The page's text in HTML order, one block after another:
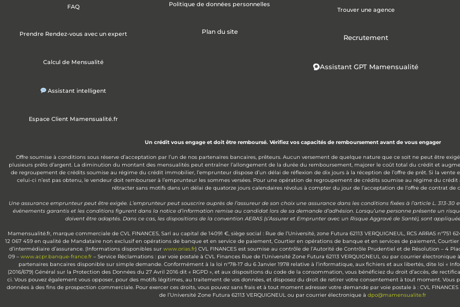
FAQ
Prendre Rendez-vous avec un expert
Calcul de Mensualité
Assistant intelligent
Espace Client Mamensualité.fr
Politique de données personnelles
Plan du site
Trouver une agence
Recrutement
Assistant GPT Mamensualité
Un crédit vous engage et doit être remboursé. Vérifiez vos capacités de remboursement avant de vous engager
Offre soumise à conditions sous réserve d’acceptation par l’un de nos partenaires bancaires, prêteurs. Aucun versement de quelque nature que ce soit ne peut être
plusieurs prêts d’argent. La diminution du montant des mensualités peut entraîner l’allongement de la durée du remboursement, majorer le coût total du crédit et
de regroupement de crédits soumise au régime du crédit immobilier, l’emprunteur dispose d’un délai de réflexion de dix jours à la réception de l’offre de prêt. Si la vente
celui-ci n’est pas obtenu, le vendeur doit rembourser à l’emprunteur les sommes versées. Pour une opération de regroupement de crédits soumise au régime du
rétracter sans motifs dans un délai de quatorze jours calendaires révolus à compter du jour de l’acceptation de l’offre de contrat de
Une assurance emprunteur peut être exigée. L’emprunteur peut souscrire auprès de l’assureur de son choix une assurance dans les conditions fixées à l’article L. 313-
événements garantis et les conditions figurent dans la notice d’information remise au candidat lors de sa demande d’adhésion. Lorsqu’une personne présente un
doivent être adaptés. Dans ce cas, les dispositions de la convention AERAS (s’Assurer et Emprunter avec un Risque Aggravé de Santé), sont
Mamensualité.fr, marque commerciale de CVL FINANCES, Sarl au capital de 14091 €, siège social : Rue de l’Université, zone Futura 62113 VERQUIGNEUL, RCS ARRAS n°751
12 067 459 en qualité de Mandataire non exclusif en opérations de banque et en service de paiement, Courtier en opérations de banque et en services de paiement,
d’intermédiaire d’assurance. (Informations disponibles sur www.orias.fr) CVL FINANCES est soumise au contrôle de l’Autorité de Contrôle Prudentiel et de Résolution – 4
09 – www.acpr.banque-france.fr – Service Réclamations : par voie postale à CVL Finances Rue de l’Université Zone Futura 62113 VERQUIGNEUL ou par courrier électronique à
partenaires bancaires disponible sur simple demande. Conformément à la loi n°78-17 du 6 Janvier 1978 relative à l’informatique, aux fichiers et aux libertés, dite loi «
(2016/679) Général sur la Protection des Données du 27 Avril 2016 dit « RGPD », et aux dispositions du code de la consommation, vous bénéficiez du droit d’accès, de
ci. Vous pouvez également vous opposer, pour des motifs légitimes, au traitement de vos données, et disposez du droit de retirer votre consentement à tout moment. Vous
données à des fins de prospection commerciale. Pour exercer ces droits, vous pouvez sans frais et à tout moment adresser votre demande par voie postale à : CVL
de l’Université Zone Futura 62113 VERQUIGNEUL ou par courrier électronique à dpo@mamensualite.fr